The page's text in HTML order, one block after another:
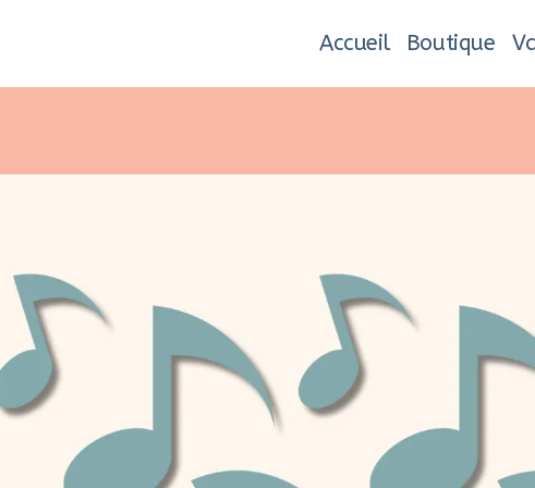
Accueil Boutique